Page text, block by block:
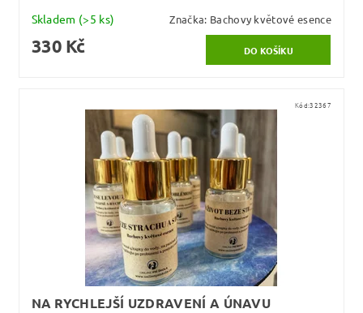
Skladem (>5 ks) Značka: Bachovy květové esence
330 Kč
Kód:32367
NA RYCHLEJŠÍ UZDRAVENÍ A ÚNAVU